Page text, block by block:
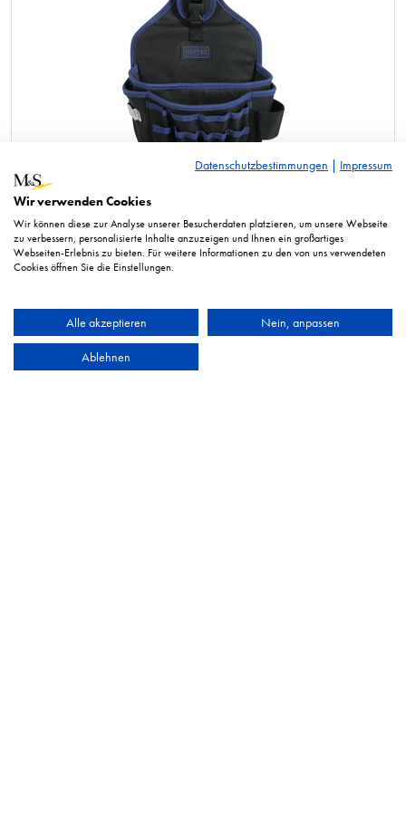
Gürteltasche, leer
Datenschutzbestimmungen | Impressum
Wir verwenden Cookies
Wir können diese zur Analyse unserer Besucherdaten platzieren, um unsere Webseite
zu verbessern, personalisierte Inhalte anzuzeigen und Ihnen ein großartiges
Webseiten-Erlebnis zu bieten. Für weitere Informationen zu den von uns verwendeten
Cookies öffnen Sie die Einstellungen.
Alle akzeptieren Nein, anpassen
Ablehnen